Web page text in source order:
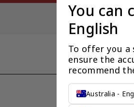
You can
English
To offer you a
ensure the
recommend
Australia -